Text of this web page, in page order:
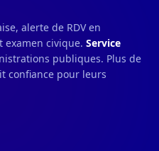
alerte de RDV en
examen civique. Service
publiques. Plus de
confiance pour leurs